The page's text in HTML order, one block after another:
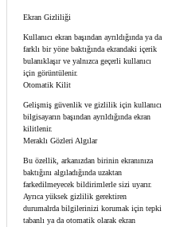
Ekran Gizliliği
Kullanıcı ekran başından ayrıldığında ya da
farklı bir yöne baktığında ekrandaki içerik
bulanıklaşır ve yalnızca geçerli kullanıcı
için görüntülenir.
Otomatik Kilit
Gelişmiş güvenlik ve gizlilik için kullanıcı
bilgisayarın başından ayrıldığında ekran
kilitlenir.
Meraklı Gözleri Algılar
Bu özellik, arkanızdan birinin ekranınıza
baktığını algıladığında uzaktan
farkedilmeyecek bildirimlerle sizi uyarır.
Ayrıca yüksek gizlilik gerektiren
durumalrda bilgilerinizi korumak için tepki
tabanlı ya da otomatik olarak ekran